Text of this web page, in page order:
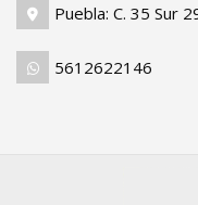
Puebla: C. 35 Sur
5612622146